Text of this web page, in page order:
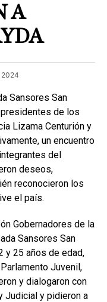
A
2024
Sansores San
presidentes de los
Lizama Centurión y
un encuentro
del
deseos,
reconocieron los
el país.
Gobernadores de la
Sansores San
y 25 años de edad,
Juvenil,
y dialogaron con
Judicial y pidieron a